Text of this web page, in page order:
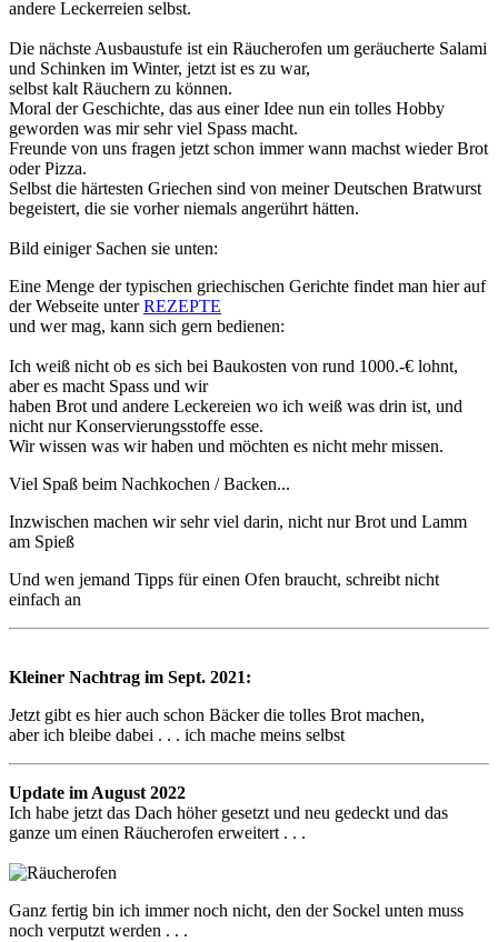
andere Leckerreien selbst.
Die nächste Ausbaustufe ist ein Räucherofen um geräucherte Salami
und Schinken im Winter, jetzt ist es zu war,
selbst kalt Räuchern zu können.
Moral der Geschichte, das aus einer Idee nun ein tolles Hobby
geworden was mir sehr viel Spass macht.
Freunde von uns fragen jetzt schon immer wann machst wieder Brot
oder Pizza.
Selbst die härtesten Griechen sind von meiner Deutschen Bratwurst
begeistert, die sie vorher niemals angerührt hätten.
Bild einiger Sachen sie unten:
Eine Menge der typischen griechischen Gerichte findet man hier auf
der Webseite unterREZEPTE
und wer mag, kann sich gern bedienen:
Ich weiß nicht ob es sich bei Baukosten von rund 1000.-€ lohnt,
aber es macht Spass und wir
haben Brot und andere Leckereien wo ich weiß was drin ist, und
nicht nur Konservierungsstoffe esse.
Wir wissen was wir haben und möchten es nicht mehr missen.
Viel Spaß beim Nachkochen / Backen...
Inzwischen machen wir sehr viel darin, nicht nur Brot und Lamm
am Spieß
Und wen jemand Tipps für einen Ofen braucht, schreibt nicht
einfach an
Kleiner Nachtrag im Sept. 2021:
Jetzt gibt es hier auch schon Bäcker die tolles Brot machen,
aber ich bleibe dabei . . . ich mache meins selbst
Update im August 2022
Ich habe jetzt das Dach höher gesetzt und neu gedeckt und das
ganze um einen Räucherofen erweitert . . .
Ganz fertig bin ich immer noch nicht, den der Sockel unten muss
noch verputzt werden . . .